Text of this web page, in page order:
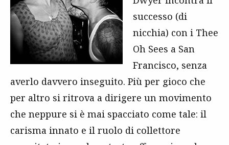
successo (di
nicchia) con i Thee
Oh Sees a San
Francisco, senza
averlo davvero inseguito. Più per gioco che
per altro si ritrova a dirigere un movimento
che neppure si è mai spacciato come tale: il
carisma innato e il ruolo di collettore